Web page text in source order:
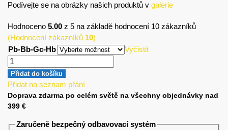
Podívejte se na obrázky našich produktů v galerie
Hodnoceno 5.00 z 5 na základě hodnocení 10 zákazníků
(Hodnocení zákazníků 10)
Pb-Bb-Gc-Hb
Vyčistit
Přidat do košíku
Přidat na seznam přání
Doprava zdarma po celém světě na všechny objednávky nad
399 €
Zaručeně bezpečný odbavovací systém